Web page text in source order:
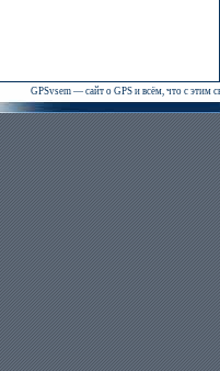
GPSvsem — сайт о GPS и всём, что с этим